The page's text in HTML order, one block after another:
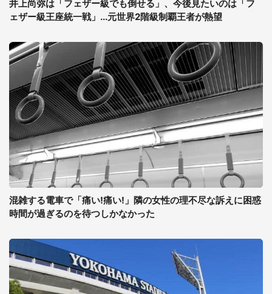
井上尚弥は「フェザー級でも倒せる」、今後見たいのは「フ
ェザー級王座統一戦」...元世界2階級制覇王者が熱望
混雑する電車で「痛い!痛い!」隣の女性の理不尽な訴えに困惑
時間が過ぎるのを待つしかなかった